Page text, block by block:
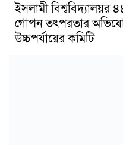
ইসলামী বিশ্ববিদ্যালয়র
গোপন তৎপরতার
উচ্চপর্যায়ের কমিটি